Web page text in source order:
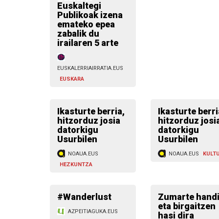
Euskaltegi
Publikoak izena
emateko epea
zabalik du
irailaren 5 arte
EUSKALERRIAIRRATIA.EUS
EUSKARA
Ikasturte berria,
hitzorduz josia
datorkigu
Usurbilen
NOAUA.EUS
HEZKUNTZA
Ikasturte
hitzorduz
datorkigu
Usurbilen
NOAUA.EUS
#Wanderlust
AZPEITIAGUKA.EUS
Zumarte
eta birgaitzen
hasi dira